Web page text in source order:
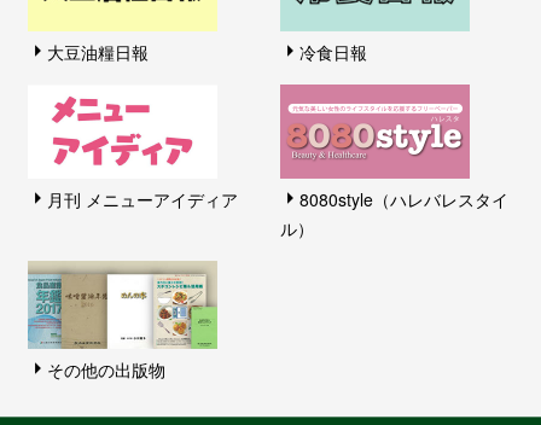
大豆油糧日報 冷食日報
月刊 メニューアイディア
8080style（ハレバレスタイ
ル）
その他の出版物